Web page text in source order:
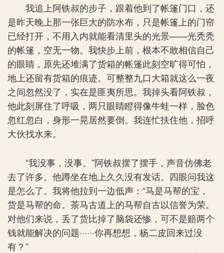
我追上阿铁叔的步子，跟着他到了帐篷门口，还
是昨天晚上那一张巨大的防水布，只是帐篷上的门帘
已经打开，不用入内就能看清里头的光景——光秃秃
的帐篷，空无一物。我快步上前，根本不敢相信自己
的眼睛，原先还堆满了货箱的帐篷此刻空旷得可怕，
地上还留有货箱的痕迹。可整整九口大箱就这么一夜
之间忽然没了，实在是匪夷所思。我掉头看阿铁叔，
他此刻屏住了呼吸，两只眼睛瞪得像牛蛙一样，脸色
忽红忽白，身形一晃居然要倒。我连忙扶住他，招呼
大伙找水来。
“我没事，没事。”阿铁叔摆了摆手，声音仿佛老
去了许多。他蹲坐在地上久久没有发话。四眼问我这
是怎么了。我将他拉到一边低声：“马是马帮的宝，
货是马帮的命。茶马古道上的马帮自古以信誉为荣。
对他们来说，丢了货比掉了脑袋还惨，可不是赔两个
钱就能解决的问题······你再想想，杨二皮回来过没
有？”